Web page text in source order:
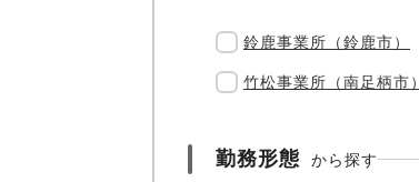
鈴鹿事業所（鈴鹿市）
竹松事業所（南足柄市）
勤務形態 から探す